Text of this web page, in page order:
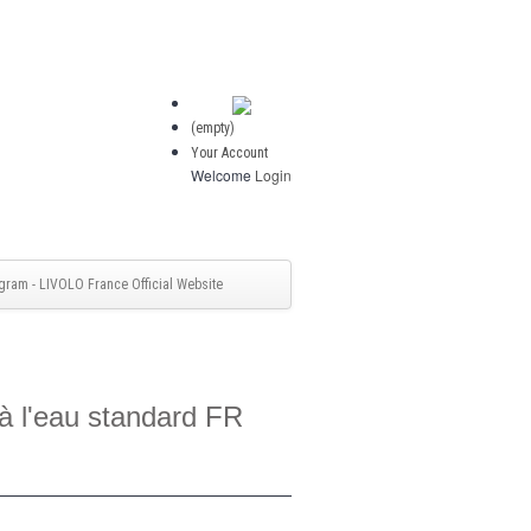
(empty)
Your Account
Welcome Login
- LIVOLO France Official Website
l'eau standard FR